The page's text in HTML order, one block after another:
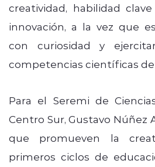
creatividad, habilidad
innovación, a la vez que
con curiosidad y
competencias científicas
Para el Seremi de
Centro Sur,Gustavo Núñez
que promueven la
primeros ciclos de